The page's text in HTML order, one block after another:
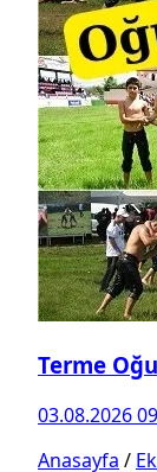
Terme
03.08.2026
Anasayfa /